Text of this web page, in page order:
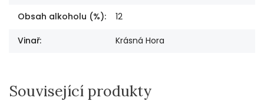
Obsah alkoholu (%): 12
Vinař: Krásná Hora
Související produkty